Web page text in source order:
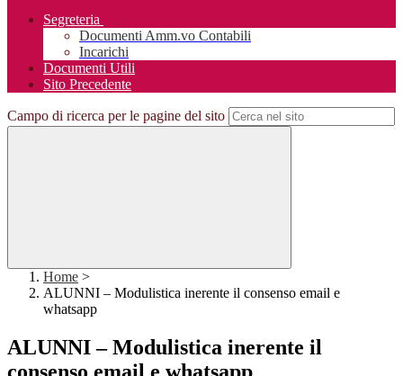
Segreteria
Documenti Amm.vo Contabili
Incarichi
Documenti Utili
Sito Precedente
Campo di ricerca per le pagine del sito
Home >
ALUNNI – Modulistica inerente il consenso email e
whatsapp
ALUNNI – Modulistica inerente il